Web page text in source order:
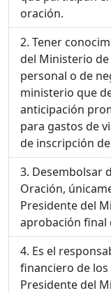
oración.
Tener
del Ministerio de
personal o de
ministerio que
anticipación
para gastos de
de inscripción
Desembolsar
Oración,
Presidente del
aprobación final
Es el
financiero de
Presidente del